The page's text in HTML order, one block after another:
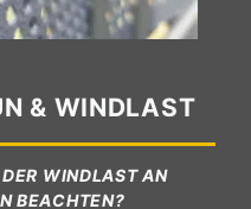
& WINDLAST
WINDLAST AN
BEACHTEN?